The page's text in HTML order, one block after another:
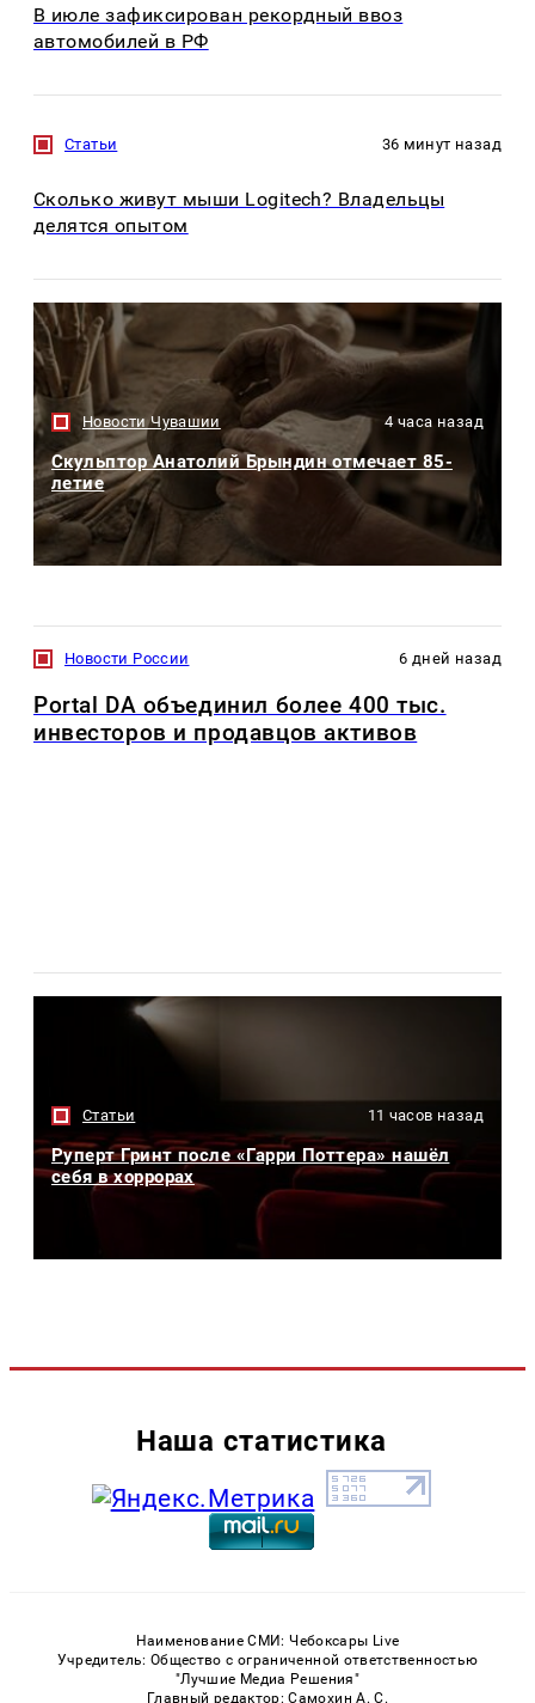
В июле зафиксирован рекордный ввоз
автомобилей в РФ
Статьи 36 минут назад
Сколько живут мыши Logitech? Владельцы
делятся опытом
Новости Чувашии 4 часа назад
Скульптор Анатолий Брындин отмечает 85-
летие
Новости России 6 дней назад
Portal DA объединил более 400 тыс.
инвесторов и продавцов активов
Статьи 11 часов назад
Руперт Гринт после «Гарри Поттера» нашёл
себя в хоррорах
Наша статистика
Наименование СМИ: Чебоксары Live
Учредитель: Общество с ограниченной ответственностью
"Лучшие Медиа Решения"
Главный редактор: Самохин А. С.